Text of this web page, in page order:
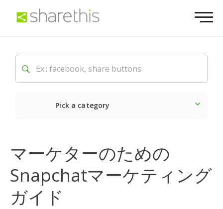
Pick a category
マーケターのための
Snapchatマーケティング
ガイド